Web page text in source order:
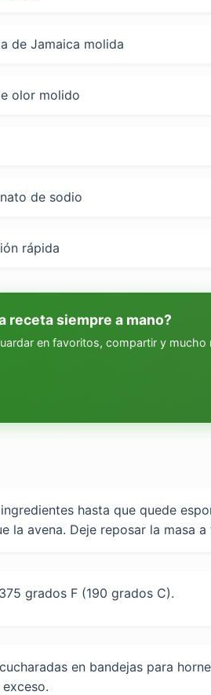
de Jamaica molida
olor molido
de sodio
rápida
receta siempre a mano?
en favoritos, compartir y mucho
hasta que quede
la avena. Deje reposar la masa
grados F (190 grados C).
en bandejas para